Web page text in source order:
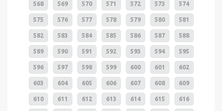
568 569 570 571 572 573 574
575 576 577 578 579 580 581
582 583 584 585 586 587 588
589 590 591 592 593 594 595
596 597 598 599 600 601 602
603 604 605 606 607 608 609
610 611 612 613 614 615 616